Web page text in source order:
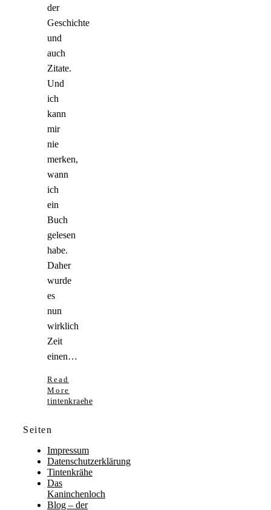
der
Geschichte
und
auch
Zitate.
Und
ich
kann
mir
nie
merken,
wann
ich
ein
Buch
gelesen
habe.
Daher
wurde
es
nun
wirklich
Zeit
einen…
Read
More
tintenkraehe
Seiten
Impressum
Datenschutzerklärung
Tintenkrähe
Das
Kaninchenloch
Blog – der